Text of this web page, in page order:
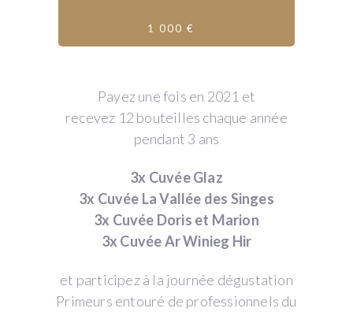
1 000 €
Payez une fois en 2021 et
recevez 12 bouteilles chaque année
pendant 3 ans
3x Cuvée Glaz
3x Cuvée La Vallée des Singes
3x Cuvée Doris et Marion
3x Cuvée Ar Winieg Hir
et participez à la journée dégustation
Primeurs entouré de professionnels du